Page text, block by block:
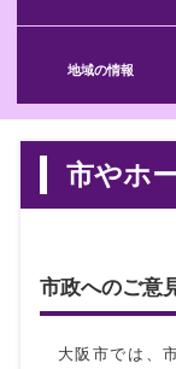
地域の情報
市やホ
市政へのご意
大阪市では、